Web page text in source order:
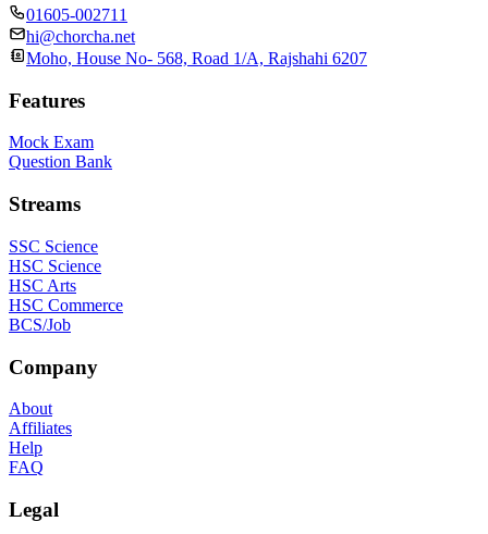
01605-002711
hi@chorcha.net
Moho, House No- 568, Road 1/A, Rajshahi 6207
Features
Mock Exam
Question Bank
Streams
SSC Science
HSC Science
HSC Arts
HSC Commerce
BCS/Job
Company
About
Affiliates
Help
FAQ
Legal